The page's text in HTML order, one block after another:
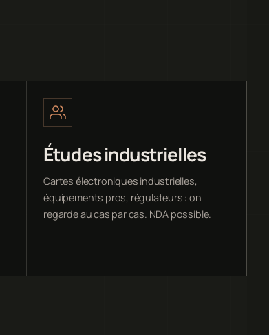
Études industrielles
Cartes électroniques industrielles,
équipements pros, régulateurs : on
regarde au cas par cas. NDA possible.